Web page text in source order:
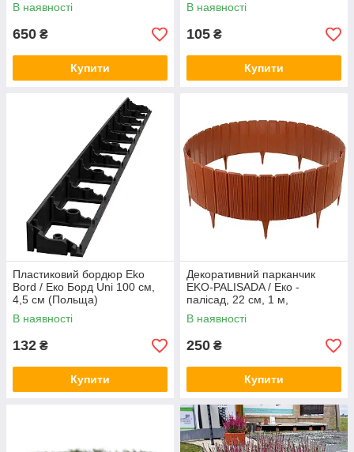
В наявності
650 ₴
Купити
В наявності
105 ₴
Купити
Пластиковий бордюр Eko
Bord / Еко Борд Uni 100 см,
4,5 см (Польща)
В наявності
132 ₴
Купити
Декоративний парканчик
EKO-PALISADA / Еко -
палісад, 22 см, 1 м,
теракотовий (Польща)
В наявності
250 ₴
Купити